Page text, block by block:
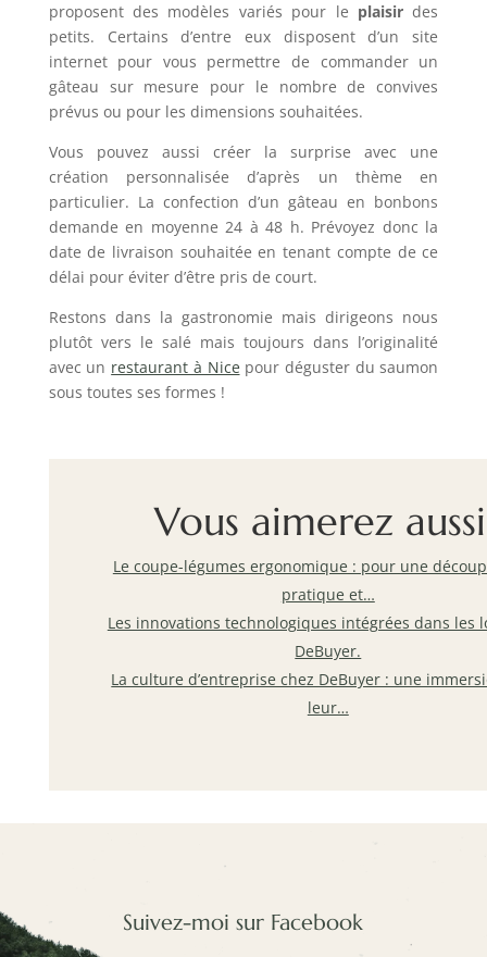
proposent des modèles variés pour le plaisirdes
petits. Certains d’entre eux disposent d’un site
internet pour vous permettre de commander un
gâteau sur mesure pour le nombre de convives
prévus ou pour les dimensions souhaitées.
Vous pouvez aussi créer la surprise avec une
création personnalisée d’après un thème en
particulier. La confection d’un gâteau en bonbons
demande en moyenne 24 à 48 h. Prévoyez donc la
date de livraison souhaitée en tenant compte de ce
délai pour éviter d’être pris de court.
Restons dans la gastronomie mais dirigeons nous
plutôt vers le salé mais toujours dans l’originalité
avec un restaurant à Nice pour déguster du saumon
sous toutes ses formes !
Vous aimerez aussi
Le coupe-légumes ergonomique : pour une
pratique et…
Les innovations technologiques intégrées dans les
DeBuyer.
La culture d’entreprise chez DeBuyer : une
leur…
Suivez-moi sur Facebook